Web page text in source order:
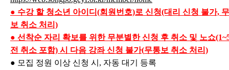
● 수강 할 청소년 아이디(회원번호)로 신청(대리 신청 불가,
보 취소 처리)
● 선착순 자리 확보를 위한 무분별한 신청 후 취소 및 노쇼
전 취소 포함) 시 다음 강좌 신청 불가(무통보 취소 처리)
● 모집 정원 이상 신청 시, 자동 대기 등록